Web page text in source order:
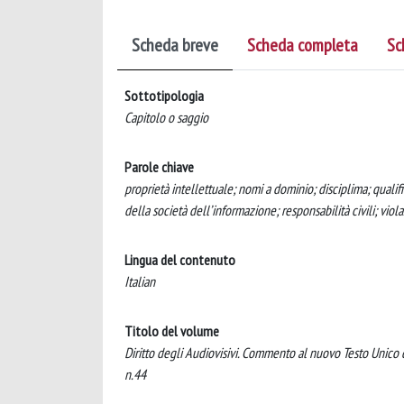
Scheda breve Scheda completa
Sottotipologia
Capitolo o saggio
Parole chiave
proprietà intellettuale; nomi a dominio; disciplima;
della società dell’informazione; responsabilità civili;
Lingua del contenuto
Italian
Titolo del volume
Diritto degli Audiovisivi. Commento al nuovo Testo
n.44